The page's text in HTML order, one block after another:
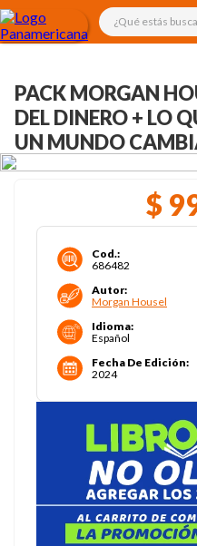
¿Qué estás
PACK MORGAN
DEL DINERO + LO
UN MUNDO
$
Cod.:
686482
Autor:
Morgan Housel
Idioma:
Español
Fecha De Edición:
2024